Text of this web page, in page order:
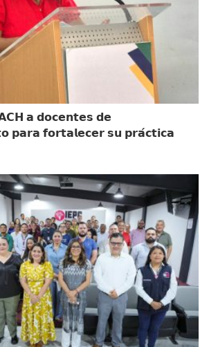
𝗮 𝗱𝗼𝗰𝗲𝗻𝘁𝗲𝘀 𝗱𝗲
𝗽𝗮𝗿𝗮 𝗳𝗼𝗿𝘁𝗮𝗹𝗲𝗰𝗲𝗿 𝘀𝘂 𝗽𝗿𝗮́𝗰𝘁𝗶𝗰𝗮